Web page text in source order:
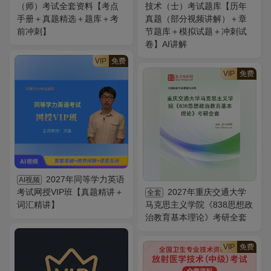
（师）考试全套资料【考点
手册＋真题精选＋题库＋考
前冲刺】
技术（士）考试题库【历年
真题（部分视频讲解）＋章
节题库＋模拟试题＋冲刺试
卷】AI讲解
VIP 免费
AI视频
2027年同等学力英语
考试网授VIP班【真题精讲＋
词汇精讲】
VIP 免费
全套
2027年重庆交通大学
马克思主义学院《838思想政
治教育基本理论》考研全套
VIP 免费